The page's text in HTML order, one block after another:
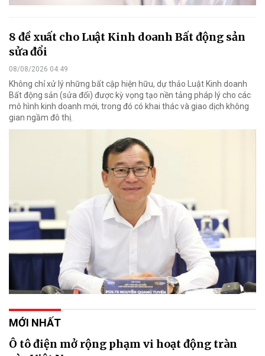
8 đề xuất cho Luật Kinh doanh Bất động sản
sửa đổi
08/08/2026 04:49
Không chỉ xử lý những bất cập hiện hữu, dự thảo Luật Kinh doanh
Bất động sản (sửa đổi) được kỳ vọng tạo nền tảng pháp lý cho các
mô hình kinh doanh mới, trong đó có khai thác và giao dịch không
gian ngầm đô thị.
MỚI NHẤT
Ô tô điện mở rộng phạm vi hoạt động tràn